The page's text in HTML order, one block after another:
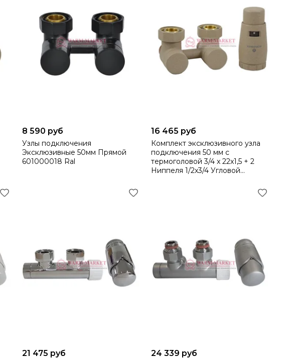
8 590 руб
Узлы подключения
Эксклюзивные 50мм Прямой
601000018 Ral
16 465 руб
Комплект эксклюзивного узла
подключения 50 мм с
термоголовой 3/4 x 22x1,5 + 2
Ниппеля 1/2x3/4 Угловой
21 475 руб 24 339 руб